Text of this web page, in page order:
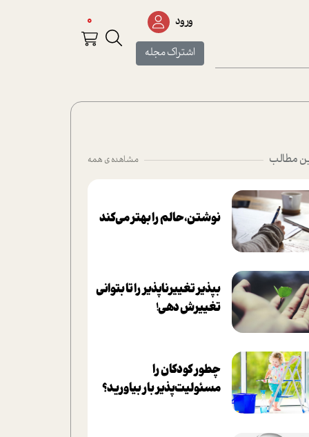
ورود
اشتراک مجله
0
مطالب مشاهده ی همه
نوشتن، حالم را بهتر می‌کند
بپذير تغييرناپذير را تا بتواني
تغييرش دهي!‏
چطور کودکان را
مسئولیت‌پذیر بار بیاورید؟